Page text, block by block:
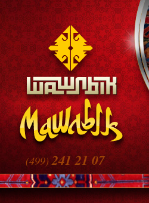
(499)241 21 07